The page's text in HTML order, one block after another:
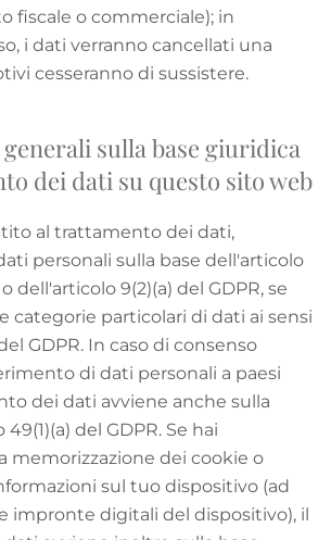
fiscale o commerciale); in
i dati verranno cancellati una
cesseranno di sussistere.
sulla base giuridica
dei dati su questo sito web
al trattamento dei dati,
personali sulla base dell'articolo
o dell'articolo 9(2)(a) del GDPR, se
categorie particolari di dati ai sensi
GDPR. In caso di consenso
di dati personali a paesi
dei dati avviene anche sulla
del GDPR. Se hai
memorizzazione dei cookie o
sul tuo dispositivo (ad
impronte digitali del dispositivo), il